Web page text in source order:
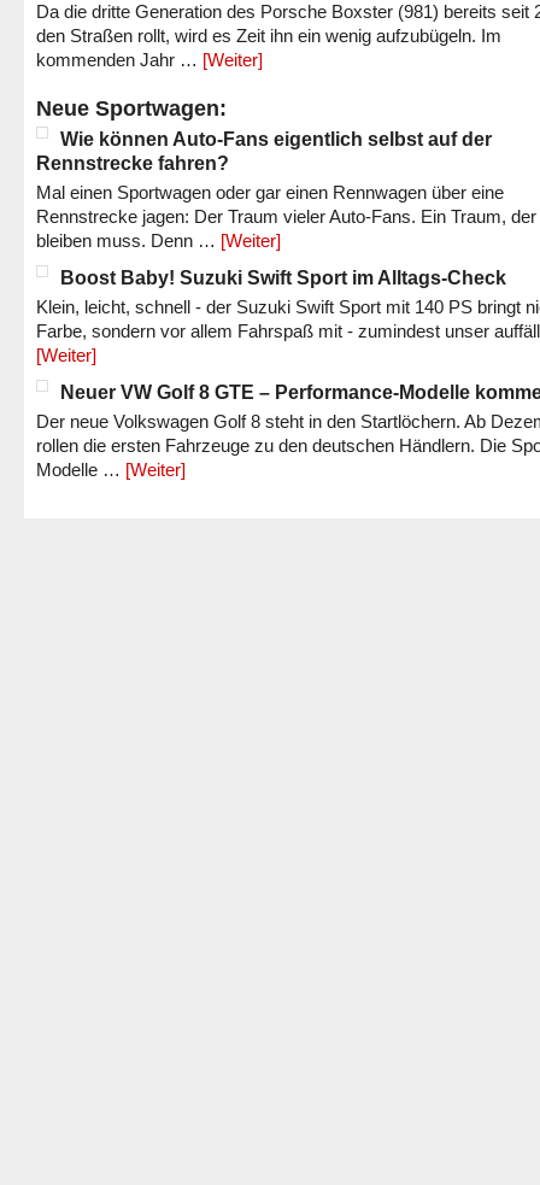
Da die dritte Generation des Porsche Boxster (981) bereits seit
den Straßen rollt, wird es Zeit ihn ein wenig aufzubügeln. Im
kommenden Jahr … [Weiter]
Neue Sportwagen:
Wie können Auto-Fans eigentlich selbst auf der
Rennstrecke fahren?
Mal einen Sportwagen oder gar einen Rennwagen über eine
Rennstrecke jagen: Der Traum vieler Auto-Fans. Ein Traum,
bleiben muss. Denn … [Weiter]
Boost Baby! Suzuki Swift Sport im Alltags-Check
Klein, leicht, schnell - der Suzuki Swift Sport mit 140 PS bringt
Farbe, sondern vor allem Fahrspaß mit - zumindest unser
[Weiter]
Neuer VW Golf 8 GTE – Performance-Modelle
Der neue Volkswagen Golf 8 steht in den Startlöchern. Ab
rollen die ersten Fahrzeuge zu den deutschen Händlern. Die
Modelle … [Weiter]